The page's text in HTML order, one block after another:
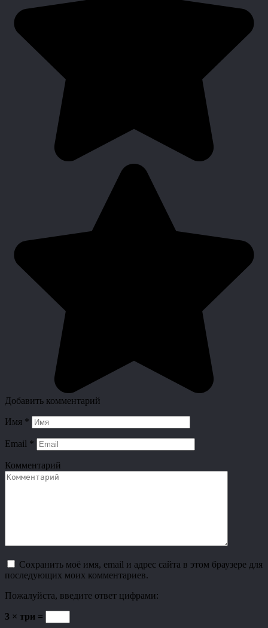
Добавить комментарий
Имя *
Email *
Комментарий
Сохранить моё имя, email и адрес сайта в этом браузере для
последующих моих комментариев.
Пожалуйста, введите ответ цифрами:
3 × три =